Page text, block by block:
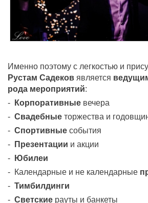
Именно поэтому с легкостью и
Рустам Садеков является
рода мероприятий:
-
Корпоративные вечера
- Свадебные торжества и
- Спортивные события
-
Презентации и акции
-
Юбилеи
- Календарные и не календарные
- Тимбилдинги
- Светские рауты и банкеты